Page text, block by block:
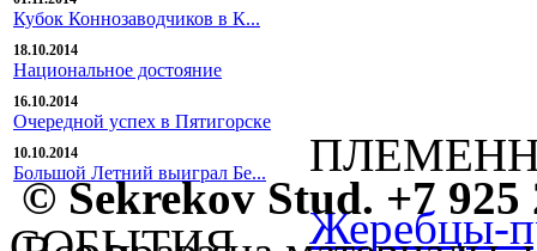
Кубок Коннозаводчиков в К...
18.10.2014
Национальное достояние
16.10.2014
Очередной успех в Пятигорске
10.10.2014
Большой Летний выиграл Бе...
Жеребцы-
© Sekrekov Stud. +7 925